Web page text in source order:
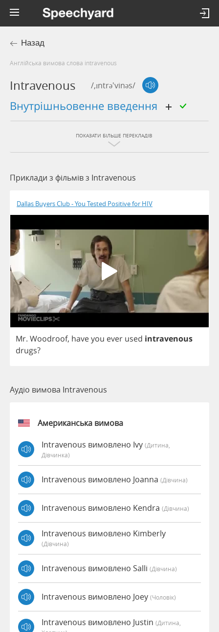
Назад
Англійська вимова слова intravenous
Intravenous /,ɪntrə'vinəs/
внутрішньовенне введення
ПОКАЗАТИ БІЛЬШЕ ПЕРЕКЛАДІВ
Приклади з фільмів з Intravenous
Dallas Buyers Club - You Tested Positive for HIV
Mr. Woodroof, haveyou ever used intravenous
drugs?
Аудіо вимова Intravenous
Американська вимова
Intravenous вимовлено Ivy (дитина,
Дівчинка)
Intravenous вимовлено Joanna (дівчина)
Intravenous вимовлено Kendra (дівчина)
Intravenous вимовлено Kimberly
(дівчина)
Intravenous вимовлено Salli (дівчина)
Intravenous вимовлено Joey (чоловік)
Intravenous вимовлено Justin (дитина,